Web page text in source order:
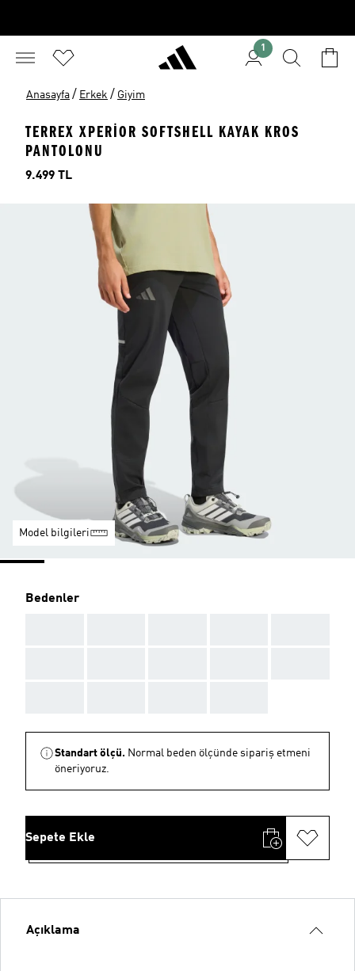
1
Anasayfa / Erkek / Giyim
TERREX XPERIOR SOFTSHELL KAYAK KROS
PANTOLONU
Fiyat
9.499 TL
Model bilgileri
Bedenler
Standart ölçü. Normal beden ölçünde sipariş etmeni
öneriyoruz.
Sepete Ekle
Açıklama